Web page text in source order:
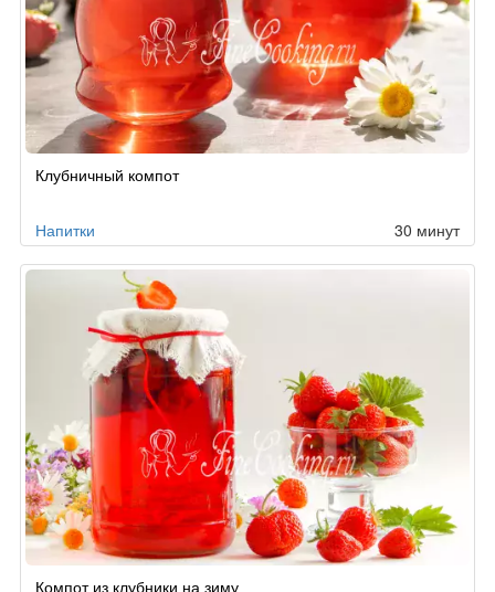
Клубничный компот
Напитки 30 минут
Компот из клубники на зиму